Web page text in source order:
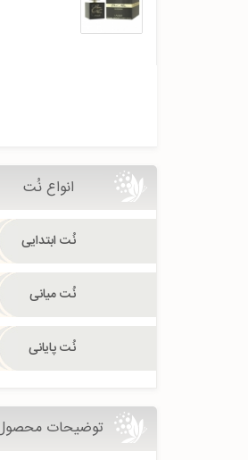
انواع نُت
نُت ابتدایی
نُت میانی
نُت پایانی
توضیحات